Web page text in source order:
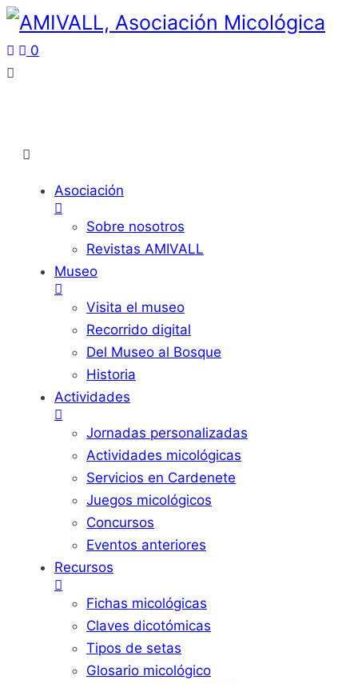
0
Asociación
Sobre nosotros
Revistas AMIVALL
Museo
Visita el museo
Recorrido digital
Del Museo al Bosque
Historia
Actividades
Jornadas personalizadas
Actividades micológicas
Servicios en Cardenete
Juegos micológicos
Concursos
Eventos anteriores
Recursos
Fichas micológicas
Claves dicotómicas
Tipos de setas
Glosario micológico